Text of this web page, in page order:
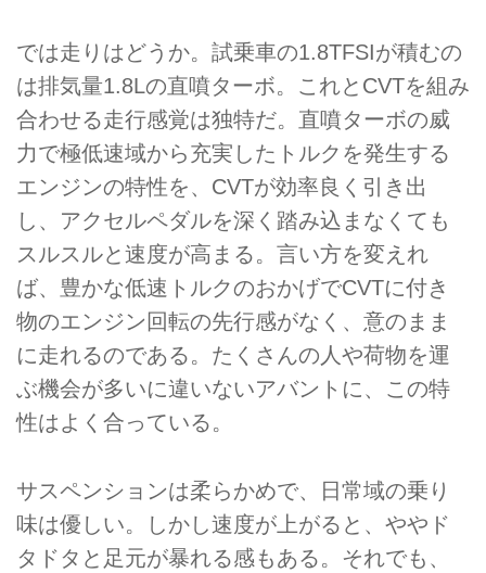
では走りはどうか。試乗車の1.8TFSIが積むの
は排気量1.8Lの直噴ターボ。これとCVTを組み
合わせる走行感覚は独特だ。直噴ターボの威
力で極低速域から充実したトルクを発生する
エンジンの特性を、CVTが効率良く引き出
し、アクセルペダルを深く踏み込まなくても
スルスルと速度が高まる。言い方を変えれ
ば、豊かな低速トルクのおかげでCVTに付き
物のエンジン回転の先行感がなく、意のまま
に走れるのである。たくさんの人や荷物を運
ぶ機会が多いに違いないアバントに、この特
性はよく合っている。
サスペンションは柔らかめで、日常域の乗り
味は優しい。しかし速度が上がると、ややド
タドタと足元が暴れる感もある。それでも、